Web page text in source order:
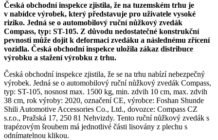
Česká obchodní inspekce zjistila, že na tuzemském trhu je
v nabídce výrobek, který představuje pro uživatele vysoké
riziko. Jedná se o automobilový ruční nůžkový zvedák
Compass, typ: ST-105. Z důvodu nedostatečné konstrukční
pevnosti může dojít k deformaci zvedáku a následnému zřícení
vozidla. Česká obchodní inspekce uložila zákaz distribuce
výrobku a stažení výrobku z trhu.
Česká obchodní inspekce zjistila, že se na trhu nabízí nebezpečný
výrobek. Jedná se o automobilový ruční nůžkový zvedák Compass,
typ: ST-105, nosnost max. 1500 kg, min. zdvih 10 cm, max. zdvih
38 cm, rok výroby: 2020, označení CE, výrobce: Foshan Shunde
Shili Automotive Accessories Co., Ltd., dovozce: Compass CZ
s.r.o., Pražská 17, 250 81 Nehvizdy. Tento ruční nůžkový zvedák s
trapézovým šroubem má jednotlivé části lisovány z plechu s
odnímatelnou klikou.